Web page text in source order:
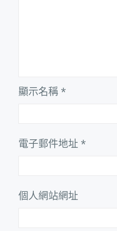
顯示名稱 *
電子郵件地址 *
個人網站網址